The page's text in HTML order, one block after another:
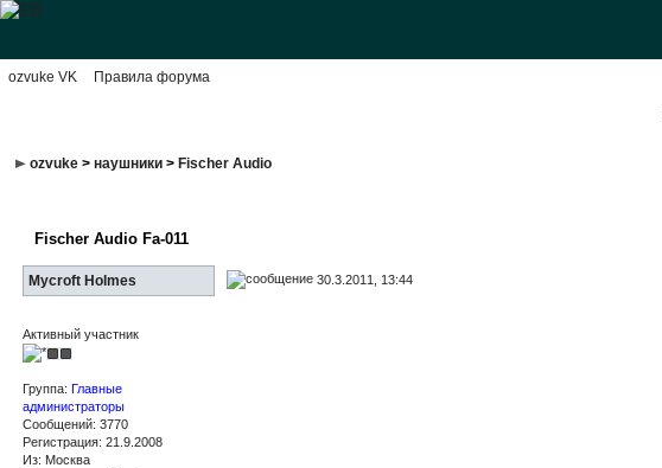
ozvuke VK Правила форума
ozvuke >наушники > Fischer Audio
Fischer Audio Fa-011
Mycroft Holmes 30.3.2011, 13:44
Активный участник
Группа:Главные
администраторы
Сообщений: 3770
Регистрация: 21.9.2008
Из: Москва